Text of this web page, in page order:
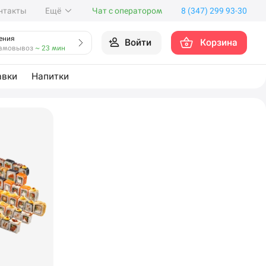
Ещё Чат с оператором 8 (347) 299 93-30
~ 23 мин Войти Корзина
Напитки